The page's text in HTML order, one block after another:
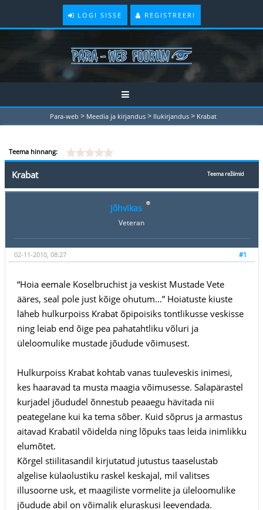
LOGI SISSE REGISTREERI
Para-web > Meedia ja kirjandus > Ilukirjandus > Krabat
Teema hinnang:
Teema režiimid
Krabat
Jõhvikas
Veteran
#1
02-11-2010, 08:27
“Hoia eemale Koselbruchist ja veskist Mustade Vete
ääres, seal pole just kõige ohutum...” Hoiatuste kiuste
läheb hulkurpoiss Krabat õpipoisiks tontlikusse veskisse
ning leiab end õige pea pahatahtliku võluri ja
üleloomulike mustade jõudude võimusest.
Hulkurpoiss Krabat kohtab vanas tuuleveskis inimesi,
kes haaravad ta musta maagia võimusesse. Salapärastel
kurjadel jõududel õnnestub peaaegu hävitada nii
peategelane kui ka tema sõber. Kuid sõprus ja armastus
aitavad Krabatil võidelda ning lõpuks taas leida inimlikku
elumõtet.
Kõrgel stiilitasandil kirjutatud jutustus taaselustab
algelise külaolustiku raskel keskajal, mil valitses
illusoorne usk, et maagiliste vormelite ja üleloomulike
jõudude abil on võimalik eluraskusi leevendada.